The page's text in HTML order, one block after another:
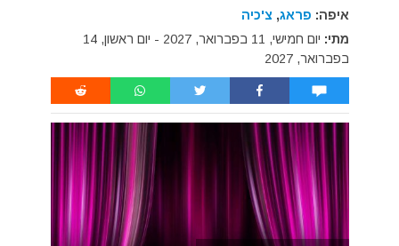
איפה: פראג, צ'כיה
מתי:
יום חמישי, 11 בפברואר, 2027 - יום ראשון, 14
בפברואר, 2027